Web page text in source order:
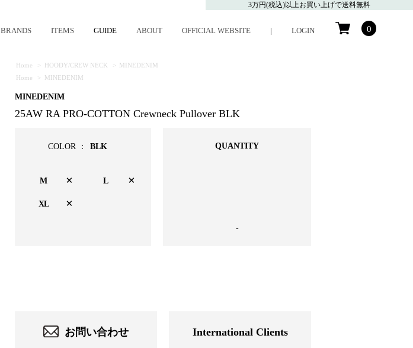
3万円(税込)以上お買い上げで送料無料
BRANDS ITEMS GUIDE ABOUT OFFICIAL WEBSITE | LOGIN 0
Home > HOODY/CREW NECK > MINEDENIM
Home
> MINEDENIM
MINEDENIM
25AW RA PRO-COTTON Crewneck Pullover BLK
COLOR ： BLK
M × L ×
XL ×
QUANTITY
-
お問い合わせ International Clients